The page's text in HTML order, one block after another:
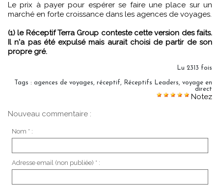
Le prix à payer pour espérer se faire une place sur un
marché en forte croissance dans les agences de voyages.
(1) le Réceptif Terra Group conteste cette version des faits.
Il n'a pas été expulsé mais aurait choisi de partir de son
propre gré.
Lu 2313 fois
Tags : agences de voyages, réceptif, Réceptifs Leaders, voyage en
direct
Notez
Nouveau commentaire :
Nom * :
Adresse email (non publiée) * :